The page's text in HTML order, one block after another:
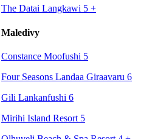
The Datai Langkawi 5 +
Maledivy
Constance Moofushi 5
Four Seasons Landaa Giraavaru 6
Gili Lankanfushi 6
Mirihi Island Resort 5